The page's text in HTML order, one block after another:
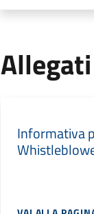
Allegati
Informativa